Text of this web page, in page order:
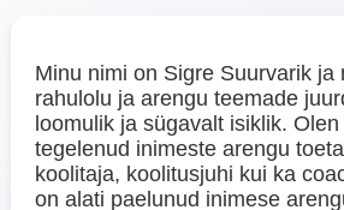
Minu nimi on Sigre Suurvarik ja
rahulolu ja arengu teemade
loomulik ja sügavalt isiklik.
tegelenud inimeste arengu
koolitaja, koolitusjuhi kui ka
on alati paelunud inimese